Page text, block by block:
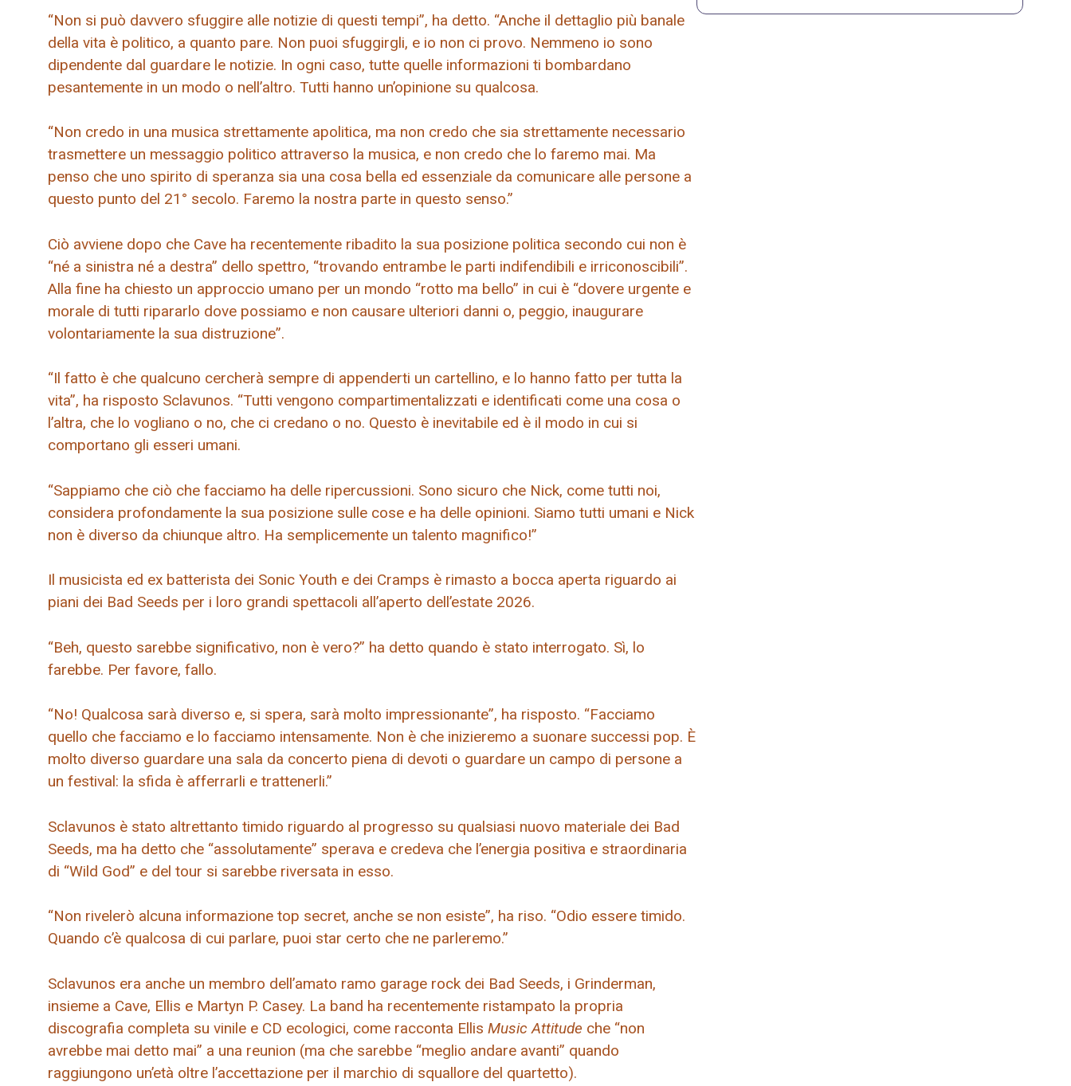
“Non si può davvero sfuggire alle notizie di questi tempi”, ha detto. “Anche il dettaglio più banale
della vita è politico, a quanto pare. Non puoi sfuggirgli, e io non ci provo. Nemmeno io sono
dipendente dal guardare le notizie. In ogni caso, tutte quelle informazioni ti bombardano
pesantemente in un modo o nell’altro. Tutti hanno un’opinione su qualcosa.
“Non credo in una musica strettamente apolitica, ma non credo che sia strettamente necessario
trasmettere un messaggio politico attraverso la musica, e non credo che lo faremo mai. Ma
penso che uno spirito di speranza sia una cosa bella ed essenziale da comunicare alle persone a
questo punto del 21° secolo. Faremo la nostra parte in questo senso.”
Ciò avviene dopo che Cave ha recentemente ribadito la sua posizione politica secondo cui non è
“né a sinistra né a destra” dello spettro, “trovando entrambe le parti indifendibili e irriconoscibili”.
Alla fine ha chiesto un approccio umano per un mondo “rotto ma bello” in cui è “dovere urgente e
morale di tutti ripararlo dove possiamo e non causare ulteriori danni o, peggio, inaugurare
volontariamente la sua distruzione”.
“Il fatto è che qualcuno cercherà sempre di appenderti un cartellino, e lo hanno fatto per tutta la
vita”, ha risposto Sclavunos. “Tutti vengono compartimentalizzati e identificati come una cosa o
l’altra, che lo vogliano o no, che ci credano o no. Questo è inevitabile ed è il modo in cui si
comportano gli esseri umani.
“Sappiamo che ciò che facciamo ha delle ripercussioni. Sono sicuro che Nick, come tutti noi,
considera profondamente la sua posizione sulle cose e ha delle opinioni. Siamo tutti umani e Nick
non è diverso da chiunque altro. Ha semplicemente un talento magnifico!”
Il musicista ed ex batterista dei Sonic Youth e dei Cramps è rimasto a bocca aperta riguardo ai
piani dei Bad Seeds per i loro grandi spettacoli all’aperto dell’estate 2026.
“Beh, questo sarebbe significativo, non è vero?” ha detto quando è stato interrogato. Sì, lo
farebbe. Per favore, fallo.
“No! Qualcosa sarà diverso e, si spera, sarà molto impressionante”, ha risposto. “Facciamo
quello che facciamo e lo facciamo intensamente. Non è che inizieremo a suonare successi pop. È
molto diverso guardare una sala da concerto piena di devoti o guardare un campo di persone a
un festival: la sfida è afferrarli e trattenerli.”
Sclavunos è stato altrettanto timido riguardo al progresso su qualsiasi nuovo materiale dei Bad
Seeds, ma ha detto che “assolutamente” sperava e credeva che l’energia positiva e straordinaria
di “Wild God” e del tour si sarebbe riversata in esso.
“Non rivelerò alcuna informazione top secret, anche se non esiste”, ha riso. “Odio essere timido.
Quando c’è qualcosa di cui parlare, puoi star certo che ne parleremo.”
Sclavunos era anche un membro dell’amato ramo garage rock dei Bad Seeds, i Grinderman,
insieme a Cave, Ellis e Martyn P. Casey. La band ha recentemente ristampato la propria
discografia completa su vinile e CD ecologici, come racconta Ellis Music Attitude che “non
avrebbe mai detto mai” a una reunion (ma che sarebbe “meglio andare avanti” quando
raggiungono un’età oltre l’accettazione per il marchio di squallore del quartetto).